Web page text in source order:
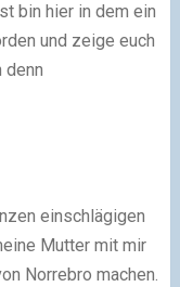
bin hier in dem ein
und zeige euch
denn
einschlägigen
Mutter mit mir
Norrebro machen.